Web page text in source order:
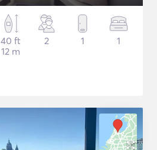
40 ft
12 m
2 1 1